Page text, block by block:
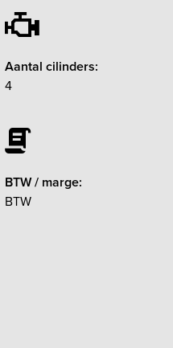
Aantal cilinders:
4
BTW / marge:
BTW